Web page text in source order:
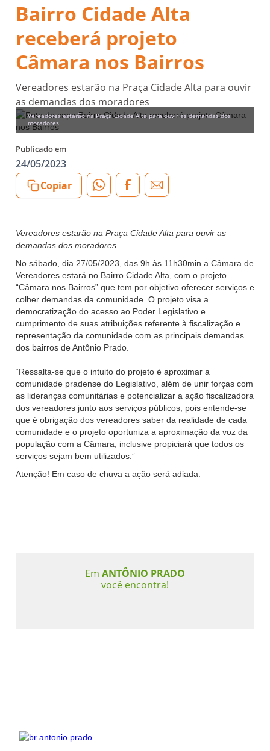
Bairro Cidade Alta
receberá projeto
Câmara nos Bairros
Vereadores estarão na Praça Cidade Alta para ouvir
as demandas dos moradores
Vereadores estarão na Praça Cidade Alta para ouvir as demandas dos
moradores
Publicado em
24/05/2023
Copiar
Vereadores estarão na Praça Cidade Alta para ouvir as
demandas dos moradores
No sábado, dia 27/05/2023, das 9h às 11h30min a Câmara de
Vereadores estará no Bairro Cidade Alta, com o projeto
“Câmara nos Bairros” que tem por objetivo oferecer serviços e
colher demandas da comunidade. O projeto visa a
democratização do acesso ao Poder Legislativo e
cumprimento de suas atribuições referente à fiscalização e
representação da comunidade com as principais demandas
dos bairros de Antônio Prado.
“Ressalta-se que o intuito do projeto é aproximar a
comunidade pradense do Legislativo, além de unir forças com
as lideranças comunitárias e potencializar a ação fiscalizadora
dos vereadores junto aos serviços públicos, pois entende-se
que é obrigação dos vereadores saber da realidade de cada
comunidade e o projeto oportuniza a aproximação da voz da
população com a Câmara, inclusive propiciará que todos os
serviços sejam bem utilizados.”
Atenção! Em caso de chuva a ação será adiada.
Em ANTÔNIO PRADO
você encontra!